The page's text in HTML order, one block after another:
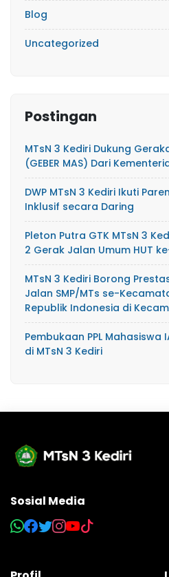
Blog
Uncategorized
Postingan
MTsN 3 Kediri Dukung
(GEBER MAS) Dari
DWP MTsN 3 Kediri Ikuti
Inklusif secara Daring
Pleton Putra GTK MTsN 3
2 Gerak Jalan Umum HUT
MTsN 3 Kediri Borong
Jalan SMP/MTs se-
Republik Indonesia di
Pembukaan PPL Mahasiswa
di MTsN 3 Kediri
Sosial Media